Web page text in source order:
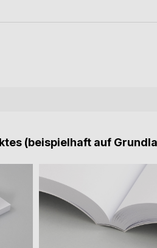
(beispielhaft auf